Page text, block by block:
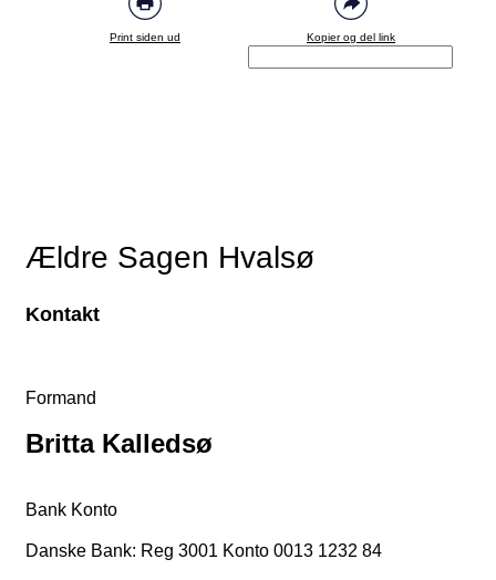
Print siden ud Kopier og del link
Ældre Sagen Hvalsø
Kontakt
Formand
Britta Kalledsø
Bank Konto
Danske Bank: Reg 3001 Konto 0013 1232 84